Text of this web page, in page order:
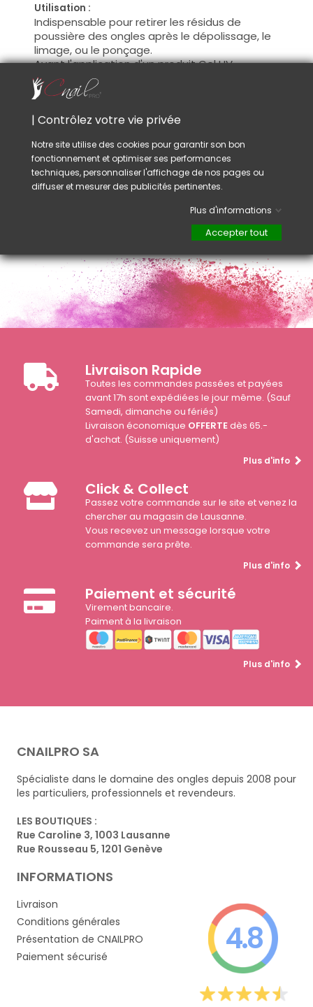
Utilisation :
Indispensable pour retirer les résidus de
poussière des ongles après le dépolissage, le
limage, ou le ponçage.
Avant l'application d'un produit Gel UV,
acrylique ou vernis à ongles, pour garantir une
pose durable.
profondeur le dessous des ongles.
Conseil :
Ce produits ne se désinfecte pas
correctement, c'est donc un outil à utilisation
unique ou à conserver dans la boîte de
Livraison Rapide
Toutes les commandes passées et payées
avant 17h sont expédiées le jour même. (Sauf
Samedi, dimanche ou fériés)
Livraison économique OFFERTEdès 65.-
d'achat. (Suisse uniquement)
Plus d'info
Click & Collect
Passez votre commande sur le site et venez la
chercher au magasin de Lausanne.
Vous recevez un message lorsque votre
commande sera prête.
Plus d'info
Paiement et sécurité
Virement bancaire.
Paiment à la livraison
Plus d'info
CNAILPRO SA
Spécialiste dans le domaine des ongles depuis 2008 pour
les particuliers, professionnels et revendeurs.
LES BOUTIQUES :
Rue Caroline 3, 1003 Lausanne
Rue Rousseau 5, 1201 Genève
INFORMATIONS
Livraison
Conditions générales
Présentation de CNAILPRO
Paiement sécurisé
4.8
| Contrôlez votre vie privée
Notre site utilise des cookies pour garantir son bon
fonctionnement et optimiser ses performances
techniques, personnaliser l'affichage de nos pages ou
diffuser et mesurer des publicités pertinentes.
Plus d'informations
Accepter tout